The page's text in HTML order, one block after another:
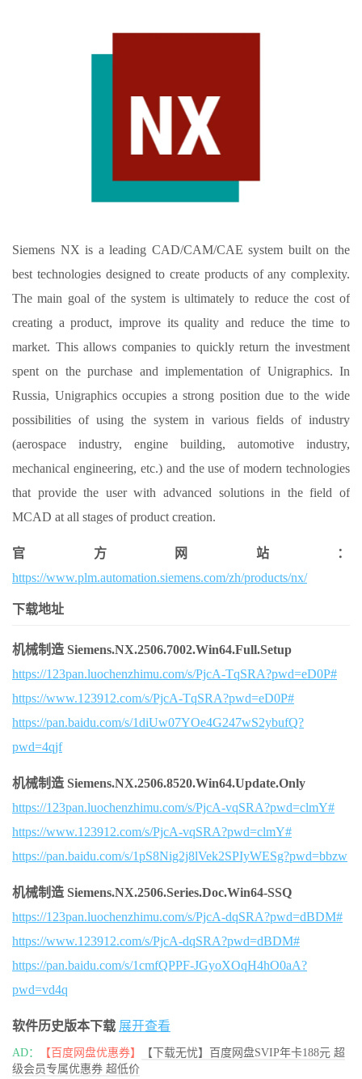
Siemens NX is a leading CAD/CAM/CAE system built on the
best technologies designed to create products of any complexity.
The main goal of the system is ultimately to reduce the cost of
creating a product, improve its quality and reduce the time to
market. This allows companies to quickly return the investment
spent on the purchase and implementation of Unigraphics. In
Russia, Unigraphics occupies a strong position due to the wide
possibilities of using the system in various fields of industry
(aerospace industry, engine building, automotive industry,
mechanical engineering, etc.) and the use of modern technologies
that provide the user with advanced solutions in the field of
MCAD at all stages of product creation.
官方网站：
https://www.plm.automation.siemens.com/zh/products/nx/
下载地址
机械制造 Siemens.NX.2506.7002.Win64.Full.Setup
https://123pan.luochenzhimu.com/s/PjcA-TqSRA?pwd=eD0P#
https://www.123912.com/s/PjcA-TqSRA?pwd=eD0P#
https://pan.baidu.com/s/1diUw07YOe4G247wS2ybufQ?
pwd=4qjf
机械制造 Siemens.NX.2506.8520.Win64.Update.Only
https://123pan.luochenzhimu.com/s/PjcA-vqSRA?pwd=clmY#
https://www.123912.com/s/PjcA-vqSRA?pwd=clmY#
https://pan.baidu.com/s/1pS8Nig2j8lVek2SPIyWESg?pwd=bbzw
机械制造 Siemens.NX.2506.Series.Doc.Win64-SSQ
https://123pan.luochenzhimu.com/s/PjcA-dqSRA?pwd=dBDM#
https://www.123912.com/s/PjcA-dqSRA?pwd=dBDM#
https://pan.baidu.com/s/1cmfQPPF-JGyoXOqH4hO0aA?
pwd=vd4q
软件历史版本下载 展开查看
AD： 【百度网盘优惠券】
【下载无忧】百度网盘SVIP年卡188元 超
级会员专属优惠券 超低价